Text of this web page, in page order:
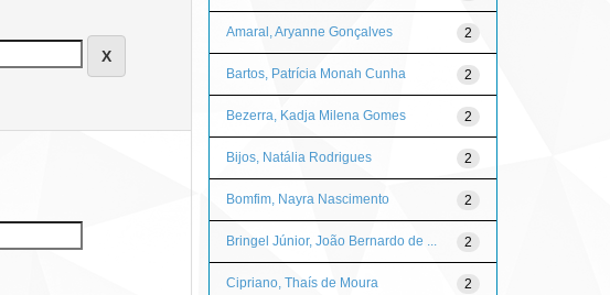
2
Amaral, Aryanne Gonçalves
2
Bartos, Patrícia Monah Cunha
2
Bezerra, Kadja Milena Gomes
2
Bijos, Natália Rodrigues
2
Bomfim, Nayra Nascimento
2
Bringel Júnior, João Bernardo de ...
2
Cipriano, Thaís de Moura